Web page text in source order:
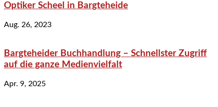
Optiker Scheel in Bargteheide
Aug. 26, 2023
Bargteheider Buchhandlung – Schnellster Zugriff
auf die ganze Medienvielfalt
Apr. 9, 2025